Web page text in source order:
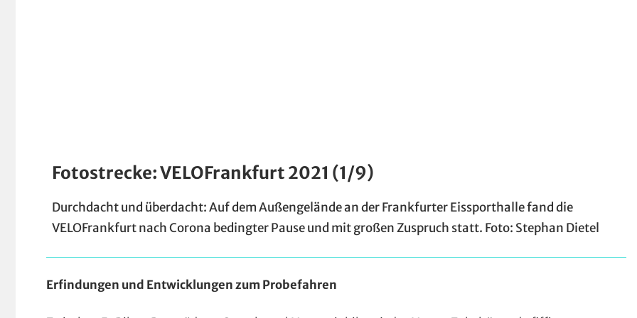
Fotostrecke: VELOFrankfurt 2021 (1/9)
Durchdacht und überdacht: Auf dem Außengelände an der Frankfurter Eissporthalle fand die
VELOFrankfurt nach Corona bedingter Pause und mit großen Zuspruch statt. Foto: Stephan Dietel
Erfindungen und Entwicklungen zum Probefahren